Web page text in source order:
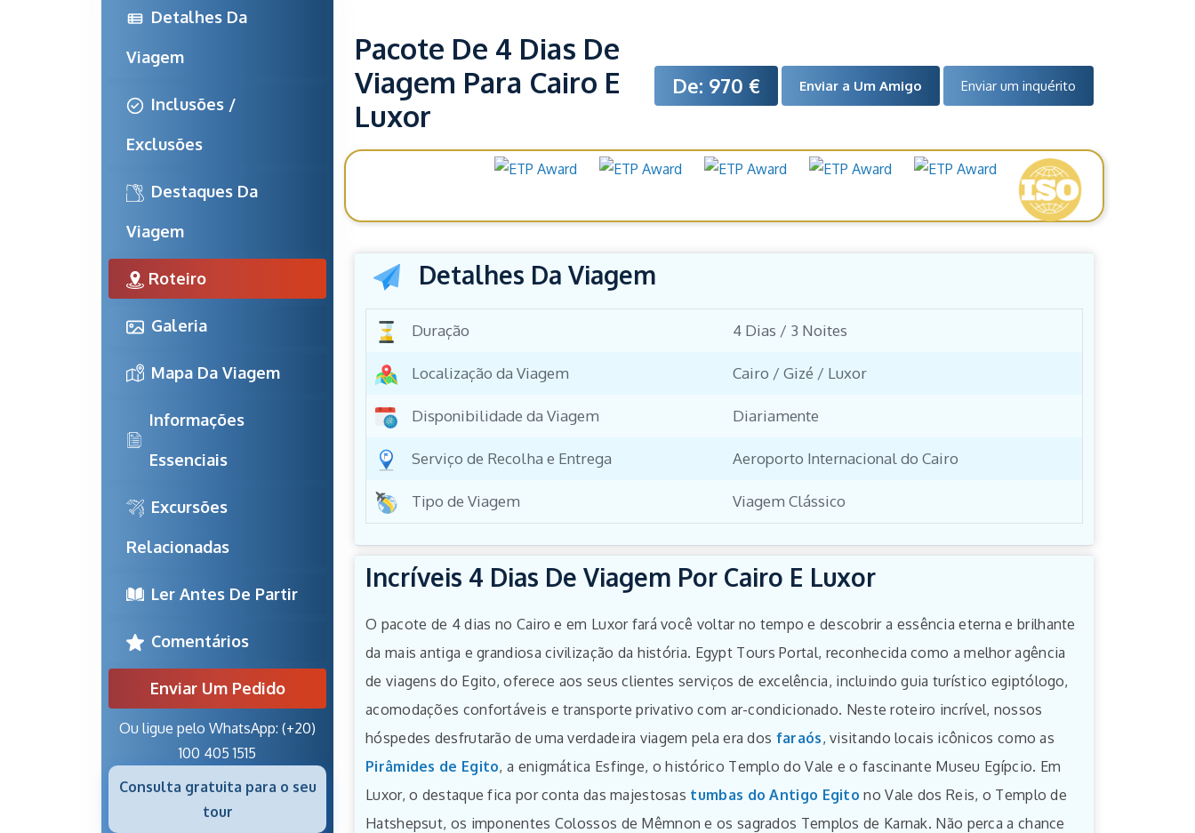
Detalhes Da
Viagem
Inclusões /
Exclusões
Destaques Da
Viagem
Roteiro
Galeria
Mapa Da Viagem
Informações
Essenciais
Excursões
Relacionadas
Ler Antes De Partir
Comentários
Enviar Um Pedido
Ou ligue pelo WhatsApp: (+20)
100 405 1515
Consulta gratuita para o seu
tour
Pacote De 4 Dias De
Viagem Para Cairo E
Luxor
De: 970 € Enviar a Um Amigo Enviar um inquérito
Detalhes Da Viagem
Duração 4 Dias / 3 Noites
Localização da Viagem Cairo / Gizé / Luxor
Disponibilidade da Viagem Diariamente
Serviço de Recolha e Entrega Aeroporto Internacional do Cairo
Tipo de Viagem Viagem Clássico
Incríveis 4 Dias De Viagem Por Cairo E Luxor
O pacote de 4 dias no Cairo e em Luxor fará você voltar no tempo e descobrir a essência eterna e brilhante
da mais antiga e grandiosa civilização da história. Egypt Tours Portal, reconhecida como a melhor agência
de viagens do Egito, oferece aos seus clientes serviços de excelência, incluindo guia turístico egiptólogo,
acomodações confortáveis e transporte privativo com ar-condicionado. Neste roteiro incrível, nossos
hóspedes desfrutarão de uma verdadeira viagem pela era dos faraós, visitando locais icônicos como as
Pirâmides de Egito, a enigmática Esfinge, o histórico Templo do Vale e o fascinante Museu Egípcio. Em
Luxor, o destaque fica por conta das majestosas tumbas do Antigo Egito no Vale dos Reis, o Templo de
Hatshepsut, os imponentes Colossos de Mêmnon e os sagrados Templos de Karnak. Não perca a chance